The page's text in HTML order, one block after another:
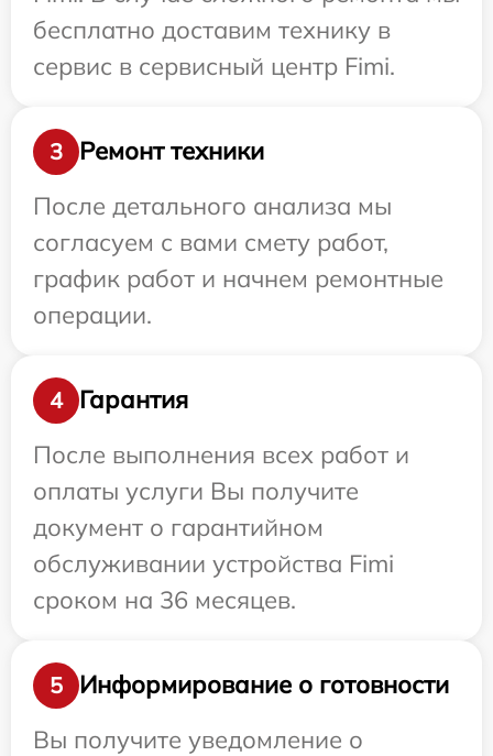
бесплатно доставим технику в
сервис в сервисный центр Fimi.
3
Ремонт техники
После детального анализа мы
согласуем с вами смету работ,
график работ и начнем ремонтные
операции.
4
Гарантия
После выполнения всех работ и
оплаты услуги Вы получите
документ о гарантийном
обслуживании устройства Fimi
сроком на 36 месяцев.
5
Информирование о готовности
Вы получите уведомление о